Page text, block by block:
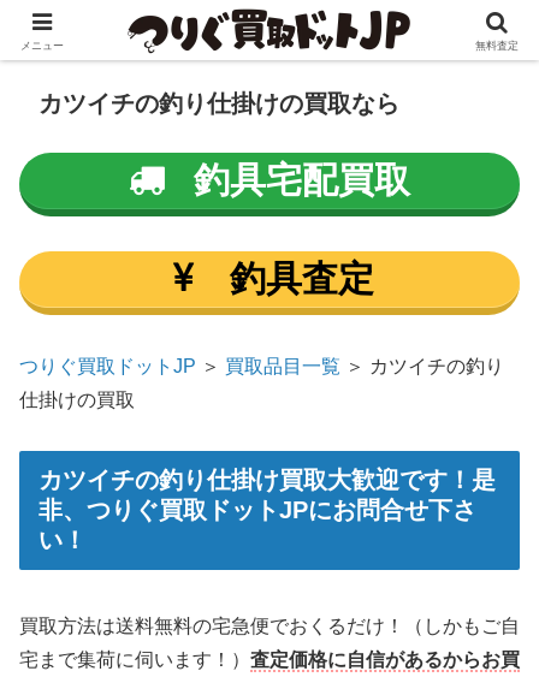
カツイチの釣り仕掛けの買取なら
釣具宅配買取
釣具査定
つりぐ買取ドットJP ＞ 買取品目一覧 ＞ カツイチの釣り
仕掛けの買取
カツイチの釣り仕掛け買取大歓迎です！是
非、つりぐ買取ドットJPにお問合せ下さ
い！
買取方法は送料無料の宅急便でおくるだけ！（しかもご自
宅まで集荷に伺います！） 査定価格に自信があるからお買
メニュー 無料査定